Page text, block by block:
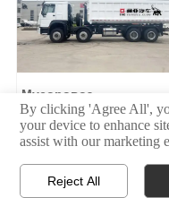
Мусоровоз

By clicking 'Agree All',
your device to enhance
assist with our marketing
Reject All